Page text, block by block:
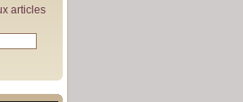
articles